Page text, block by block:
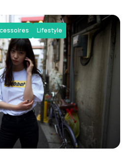
Lifestyle